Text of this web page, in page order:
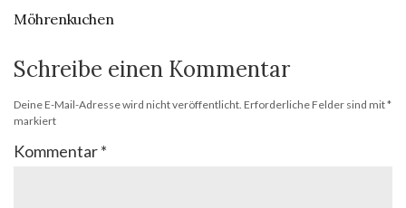
Möhrenkuchen
Schreibe einen Kommentar
Deine E-Mail-Adresse wird nicht veröffentlicht. Erforderliche Felder sind mit*
markiert
Kommentar*